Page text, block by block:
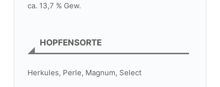
ca. 13,7 % Gew.
HOPFENSORTE
Herkules, Perle, Magnum, Select